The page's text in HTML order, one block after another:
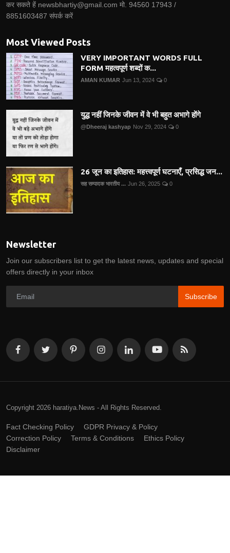
कर सकते हें newsbhartiy@gmail.com मो. 94560 17943 /
8851603487 संपर्क करें
Most Viewed Posts
VERY IMPORTANT WORDS FULL
FORM महत्वपूर्ण शब्दों क...
AMAN KUMAR Jun 13, 2024 0
युद्ध नहीं जिनके जीवन में वे भी बहुत अभागे होंगे
@Dheeraj kashyap Nov 29, 2024 0
26 जून का इतिहास: महत्त्वपूर्ण घटनाएँ, प्रसिद्ध जन...
सह सम्पादक भारतीय ... Jun 26, 2025 0
Newsletter
Join our subscribers list to get the latest news, updates and special
offers directly in your inbox
Subscribe
Copyright 2026 haratiya.News - All Rights Reserved.
Fact Checking Policy
GDPR Privacy & Policy
Correction Policy
Terms & Conditions
Ethics Policy
Disclaimer